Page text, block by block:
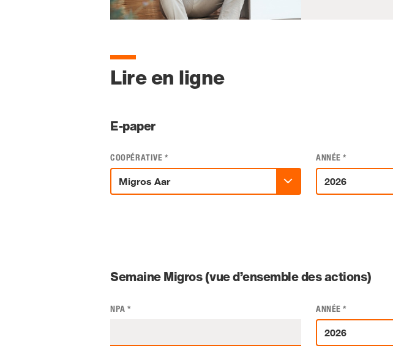
Lire en ligne
E-paper
COOPÉRATIVE * ANNÉE *
Semaine Migros (vue d’ensemble des actions)
NPA * ANNÉE *